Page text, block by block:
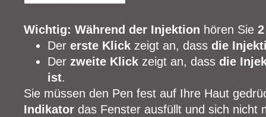
Wichtig: Während der Injektion hören Sie
Der erste Klick zeigt an, dass die
Der zweite Klick zeigt an, dass die
ist.
Sie müssen den Pen fest auf Ihre Haut
Indikator das Fenster ausfüllt und sich nicht